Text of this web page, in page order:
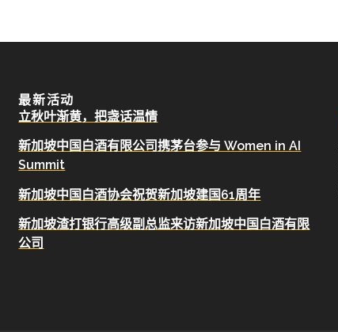
最新活动
立秋叶渐黄，把盏话温情
新加坡中国白酒有限公司携茅台参与 Women in AI
Summit
新加坡中国白酒协会祝贺新加坡建国61周年
新加坡渣打银行高级副总监来访新加坡中国白酒有限
公司